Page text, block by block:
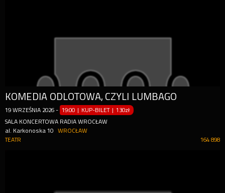
KOMEDIA ODLOTOWA, CZYLI LUMBAGO
19 WRZEŚNIA 2026 - 19:00 | KUP-BILET |130zł
SALA KONCERTOWA RADIA WROCŁAW
al. Karkonoska 10
WROCŁAW
164 898
TEATR